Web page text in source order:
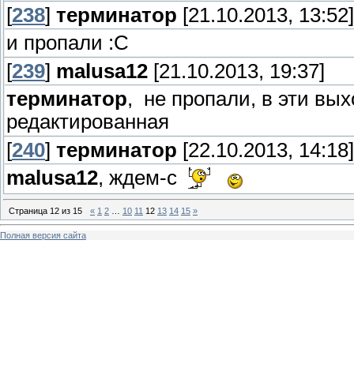
[238] терминатор [21.10.2013, 13:52]
и пропали :С
[239] malusa12 [21.10.2013, 19:37]
терминатор, не пропали, в эти
редактированная
[240] терминатор [22.10.2013, 14:18]
malusa12, ждем-с
Страница 12 из 15 « 1 2 10 11 12 13 14 15 »
Полная версия сайта